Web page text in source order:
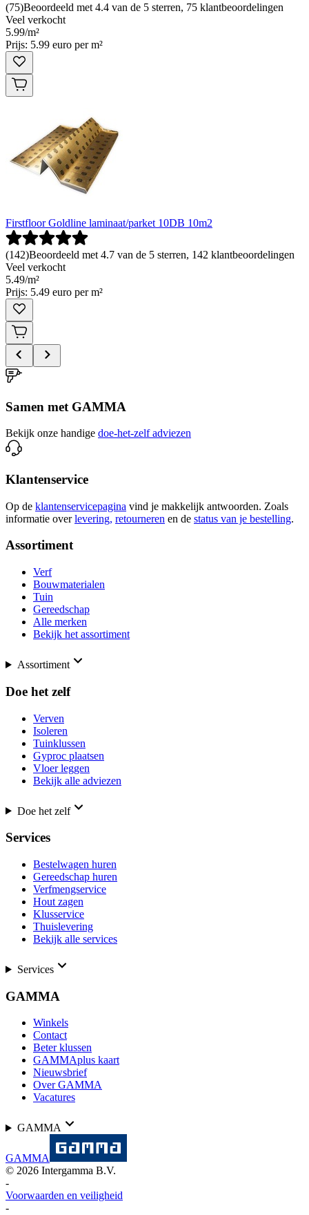
(75)Beoordeeld met 4.4 van de 5 sterren, 75 klantbeoordelingen
Veel verkocht
5.99/m²
Prijs: 5.99 euro per m²
Firstfloor Goldline laminaat/parket 10DB 10m2
(142)Beoordeeld met 4.7 van de 5 sterren, 142 klantbeoordelingen
Veel verkocht
5.49/m²
Prijs: 5.49 euro per m²
Samen met GAMMA
Bekijk onze handige doe-het-zelf adviezen
Klantenservice
Op de klantenservicepagina vind je makkelijk antwoorden. Zoals
informatie over levering, retourneren en de status van je bestelling.
Assortiment
Verf
Bouwmaterialen
Tuin
Gereedschap
Alle merken
Bekijk het assortiment
Assortiment
Doe het zelf
Verven
Isoleren
Tuinklussen
Gyproc plaatsen
Vloer leggen
Bekijk alle adviezen
Doe het zelf
Services
Bestelwagen huren
Gereedschap huren
Verfmengservice
Hout zagen
Klusservice
Thuislevering
Bekijk alle services
Services
GAMMA
Winkels
Contact
Beter klussen
GAMMAplus kaart
Nieuwsbrief
Over GAMMA
Vacatures
GAMMA
GAMMA
© 2026 Intergamma B.V.
-
Voorwaarden en veiligheid
-